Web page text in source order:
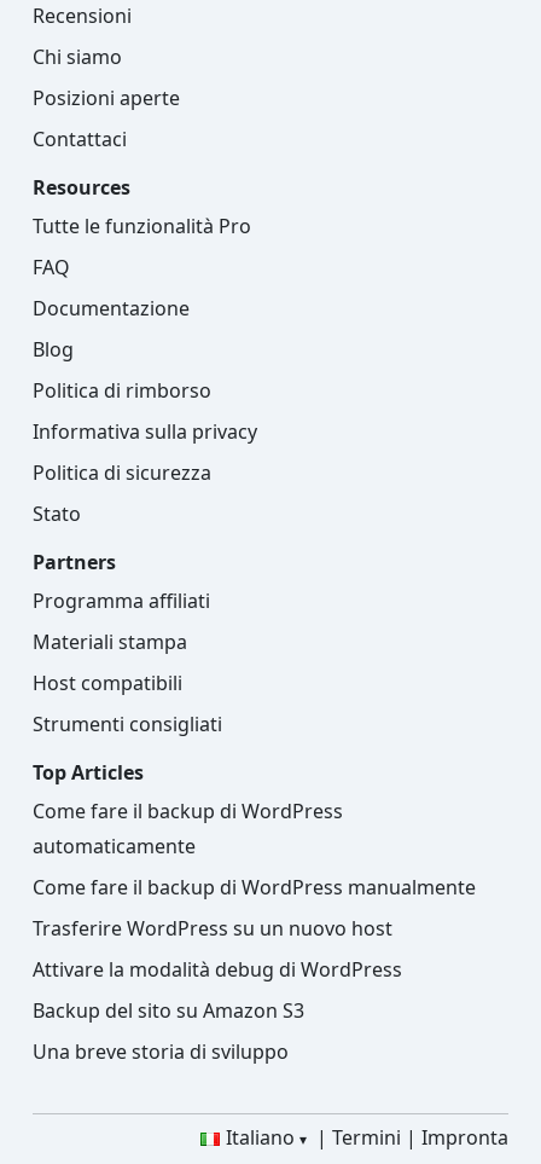
Recensioni
Chi siamo
Posizioni aperte
Contattaci
Resources
Tutte le funzionalità Pro
FAQ
Documentazione
Blog
Politica di rimborso
Informativa sulla privacy
Politica di sicurezza
Stato
Partners
Programma affiliati
Materiali stampa
Host compatibili
Strumenti consigliati
Top Articles
Come fare il backup di WordPress
automaticamente
Come fare il backup di WordPress manualmente
Trasferire WordPress su un nuovo host
Attivare la modalità debug di WordPress
Backup del sito su Amazon S3
Una breve storia di sviluppo
Italiano Termini Impronta